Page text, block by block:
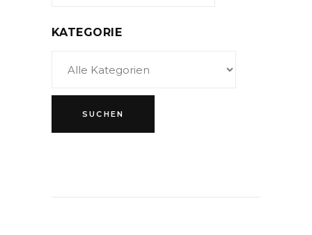
KATEGORIE